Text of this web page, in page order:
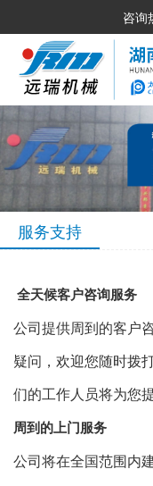
咨询
服务支持
全天候客户咨询服务
公司提供周到的客户
疑问，欢迎您随时拨
们的工作人员将为您
周到的上门服务
公司 将在全国范围内